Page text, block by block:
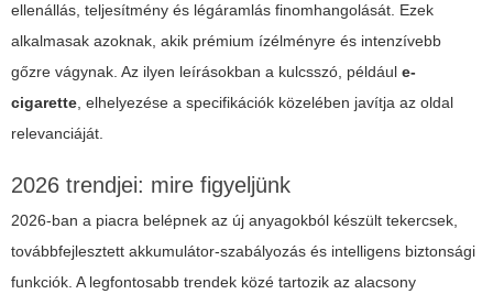
ellenállás, teljesítmény és légáramlás finomhangolását. Ezek
alkalmasak azoknak, akik prémium ízélményre és intenzívebb
gőzre vágynak. Az ilyen leírásokban a kulcsszó, például e-
cigarette, elhelyezése a specifikációk közelében javítja az oldal
relevanciáját.
2026 trendjei: mire figyeljünk
2026-ban a piacra belépnek az új anyagokból készült tekercsek,
továbbfejlesztett akkumulátor-szabályozás és intelligens biztonsági
funkciók. A legfontosabb trendek közé tartozik az alacsony